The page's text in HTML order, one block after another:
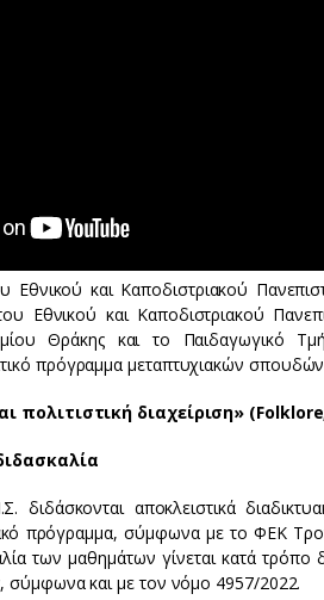
Εθνικού και Καποδιστριακού
Εθνικού και Καποδιστριακού
Θράκης και το Παιδαγωγικό
πρόγραμμα μεταπτυχιακών σπουδών
πολιτιστική διαχείριση»
αποκλειστικά
πρόγραμμα, σύμφωνα με το ΦΕΚ
των μαθημάτων γίνεται κατά
σύμφωνα και με τον νόμο 4957/2022.